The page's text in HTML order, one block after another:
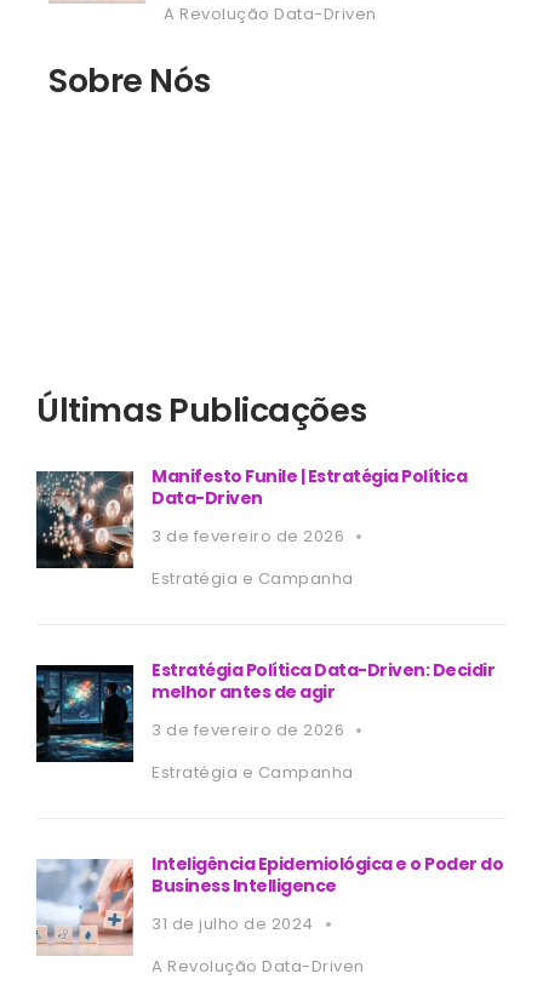
A Revolução Data-Driven
Sobre Nós
Últimas Publicações
Manifesto Funile | Estratégia Política
Data-Driven
3 de fevereiro de 2026
Estratégia e Campanha
Estratégia Política Data-Driven: Decidir
melhor antes de agir
3 de fevereiro de 2026
Estratégia e Campanha
Inteligência Epidemiológica e o Poder do
Business Intelligence
31 de julho de 2024
A Revolução Data-Driven